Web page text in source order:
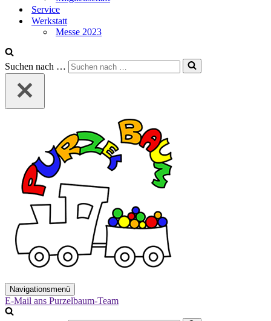
Service
Werkstatt
Messe 2023
Suchen nach …
Navigationsmenü
E-Mail ans Purzelbaum-Team